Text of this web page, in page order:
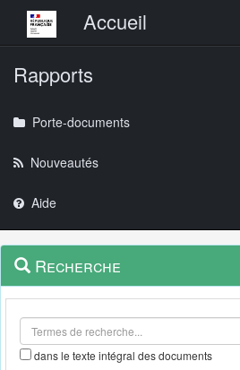
Menu principalAccueil
Rapports
Porte-documents
Nouveautés
Aide
Navigation
outils
Menu
contextuel
Recherche
dans le texte intégral des documents